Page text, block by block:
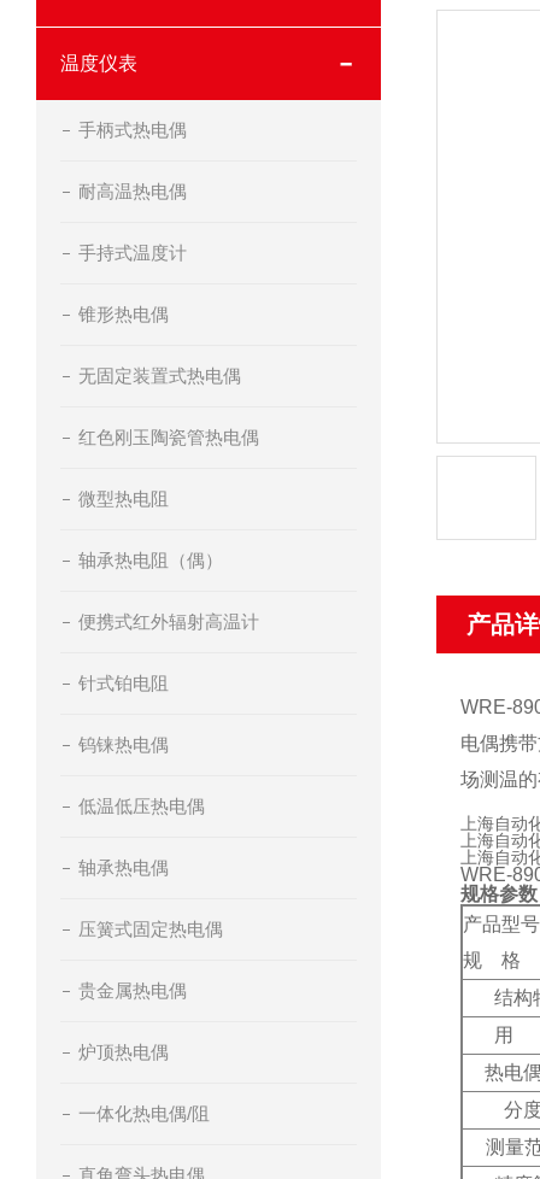
温度仪表
手柄式热电偶
耐高温热电偶
手持式温度计
锥形热电偶
无固定装置式热电偶
红色刚玉陶瓷管热电偶
微型热电阻
轴承热电阻（偶）
便携式红外辐射高温计
针式铂电阻
钨铼热电偶
低温低压热电偶
轴承热电偶
压簧式固定热电偶
贵金属热电偶
炉顶热电偶
一体化热电偶/阻
直角弯头热电偶
产品
WRE-
电偶携
场测温
上海自动
上海自动
上海自动
WRE-
规格参数
产品型号
规 格
结构
用
热电
分
测量